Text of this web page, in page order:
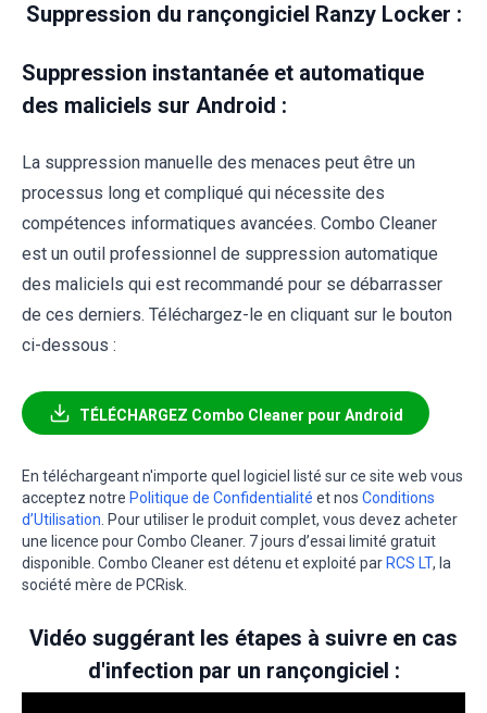
Suppression du rançongiciel Ranzy Locker :
Suppression instantanée et automatique
des maliciels sur Android :
La suppression manuelle des menaces peut être un
processus long et compliqué qui nécessite des
compétences informatiques avancées. Combo Cleaner
est un outil professionnel de suppression automatique
des maliciels qui est recommandé pour se débarrasser
de ces derniers. Téléchargez-le en cliquant sur le bouton
ci-dessous :
TÉLÉCHARGEZ Combo Cleaner pour Android
En téléchargeant n'importe quel logiciel listé sur ce site web vous
acceptez notre Politique de Confidentialité et nos Conditions
d’Utilisation. Pour utiliser le produit complet, vous devez acheter
une licence pour Combo Cleaner. 7 jours d’essai limité gratuit
disponible. Combo Cleaner est détenu et exploité par RCS LT, la
société mère de PCRisk.
Vidéo suggérant les étapes à suivre en cas
d'infection par un rançongiciel :